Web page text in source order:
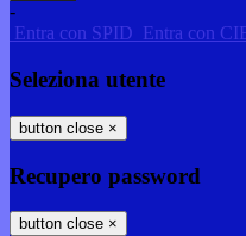
-
Entra con SPID Entra con
Seleziona utente
button close ×
Recupero password
button close ×